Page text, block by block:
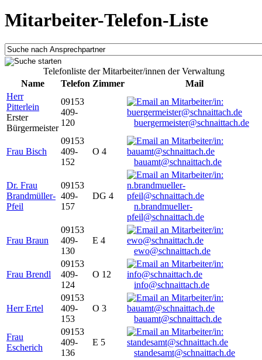
Mitarbeiter-Telefon-Liste
Telefonliste der Mitarbeiter/innen der Verwaltung
Name
Telefon Zimmer
Mail
Herr
Pitterlein
Erster
Bürgermeister
09153
409-
120
buergermeister@schnaittach.de
Frau Bisch
09153
409-
152
O 4
bauamt@schnaittach.de
Dr. Frau
Brandmüller-
Pfeil
09153
409-
157
DG 4
n.brandmueller-
pfeil@schnaittach.de
Frau Braun
09153
409-
130
E 4
ewo@schnaittach.de
Frau Brendl
09153
409-
124
O 12
info@schnaittach.de
Herr Ertel
09153
409-
153
O 3
bauamt@schnaittach.de
Frau
Escherich
09153
409-
136
E 5
standesamt@schnaittach.de